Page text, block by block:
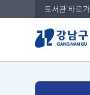
도서관 바로